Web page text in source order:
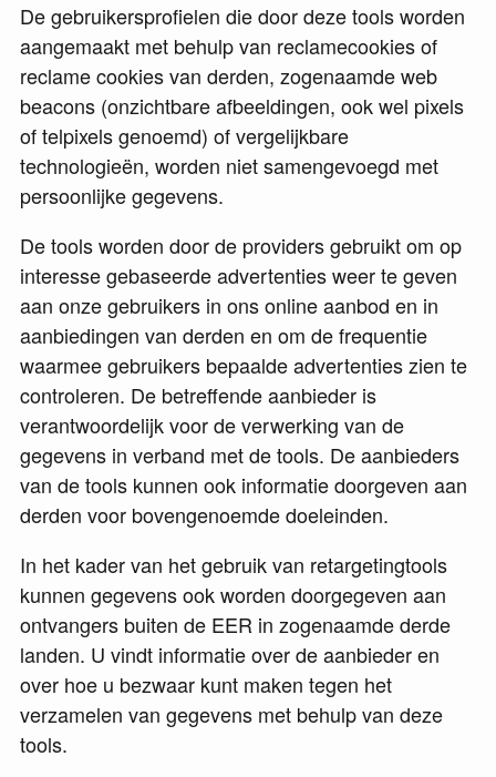
De gebruikersprofielen die door deze tools worden
aangemaakt met behulp van reclamecookies of
reclame cookies van derden, zogenaamde web
beacons (onzichtbare afbeeldingen, ook wel pixels
of telpixels genoemd) of vergelijkbare
technologieën, worden niet samengevoegd met
persoonlijke gegevens.
De tools worden door de providers gebruikt om op
interesse gebaseerde advertenties weer te geven
aan onze gebruikers in ons online aanbod en in
aanbiedingen van derden en om de frequentie
waarmee gebruikers bepaalde advertenties zien te
controleren. De betreffende aanbieder is
verantwoordelijk voor de verwerking van de
gegevens in verband met de tools. De aanbieders
van de tools kunnen ook informatie doorgeven aan
derden voor bovengenoemde doeleinden.
In het kader van het gebruik van retargetingtools
kunnen gegevens ook worden doorgegeven aan
ontvangers buiten de EER in zogenaamde derde
landen. U vindt informatie over de aanbieder en
over hoe u bezwaar kunt maken tegen het
verzamelen van gegevens met behulp van deze
tools.